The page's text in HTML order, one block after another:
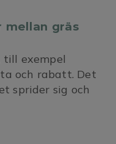
mellan gräs
exempel
och rabatt. Det
sprider sig och